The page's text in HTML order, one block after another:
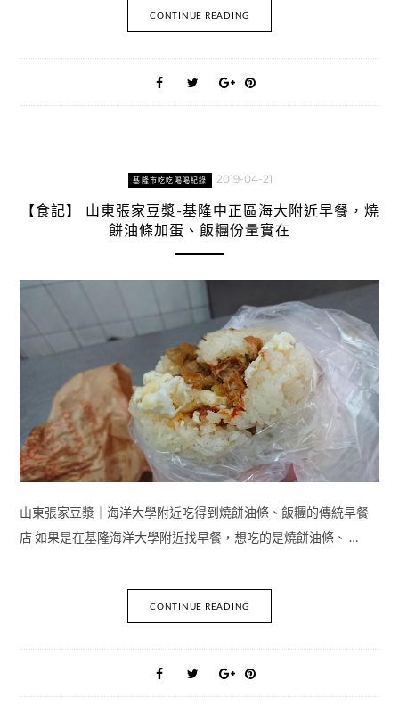
CONTINUE READING
基隆市吃吃喝喝紀錄 2019-04-21
【食記】 山東張家豆漿-基隆中正區海大附近早餐，燒
餅油條加蛋、飯糰份量實在
山東張家豆漿｜海洋大學附近吃得到燒餅油條、飯糰的傳統早餐
店 如果是在基隆海洋大學附近找早餐，想吃的是燒餅油條、 …
CONTINUE READING